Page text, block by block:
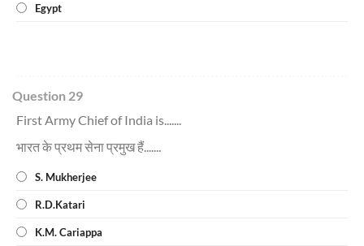
Egypt
Question 29
First Army Chief of India is.......
भारत के प्रथम सेना प्रमुख हैं.......
S. Mukherjee
R.D.Katari
K.M. Cariappa